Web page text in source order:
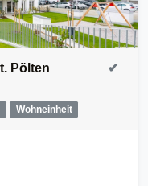
Pölten
Wohneinheit
✔